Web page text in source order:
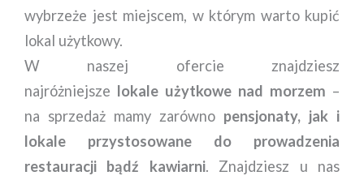
wybrzeże jest miejscem, w którym warto kupić
lokal użytkowy.
W naszej ofercie znajdziesz
najróżniejsze lokale użytkowe nad morzem –
na sprzedaż mamy zarówno pensjonaty, jak i
lokale przystosowane do prowadzenia
restauracji bądź kawiarni. Znajdziesz u nas